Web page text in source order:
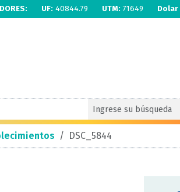
UF: 40844.79 UTM: 71649
/ DSC_5844